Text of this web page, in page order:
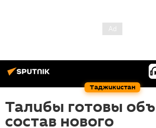
Таджикистан
Талибы готовы
состав нового